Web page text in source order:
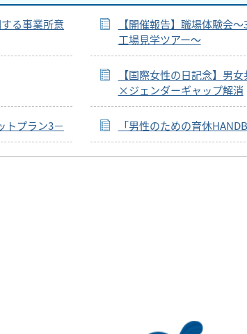
る事業所意
【開催報告】職場体験会
工場見学ツアー～
【国際女性の日記念】男
×ジェンダーギャップ解消
トプラン3－ 「男性のための育休